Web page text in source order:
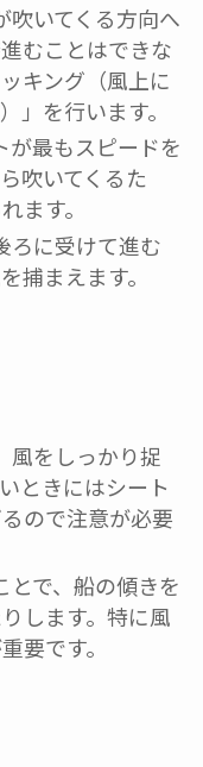
吹いてくる方向へ
むことはできな
キング（風上に
」を行います。
が最もスピードを
吹いてくるた
ます。
ろに受けて進む
捕まえます。
風をしっかり捉
ときにはシート
ので注意が必要
とで、船の傾きを
します。特に風
要です。